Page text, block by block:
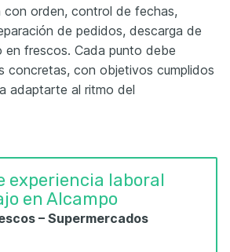
con orden, control de fechas,
de pedidos, descarga de
en frescos. Cada punto debe
concretas, con objetivos cumplidos
adaptarte al ritmo del
experiencia laboral
en Alcampo
– Supermercados